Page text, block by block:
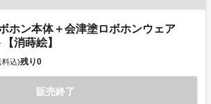
ホン本体＋会津塗ロボホンウェア
消蒔絵】
料込)残り0
販売終了